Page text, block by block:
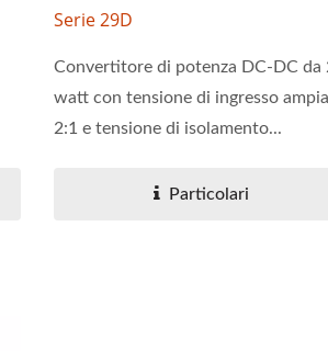
Serie 29D
Convertitore di potenza DC-DC da
watt con tensione di ingresso ampia
2:1 e tensione di isolamento...
Particolari
Convertitore DC-DC 20W 4:1